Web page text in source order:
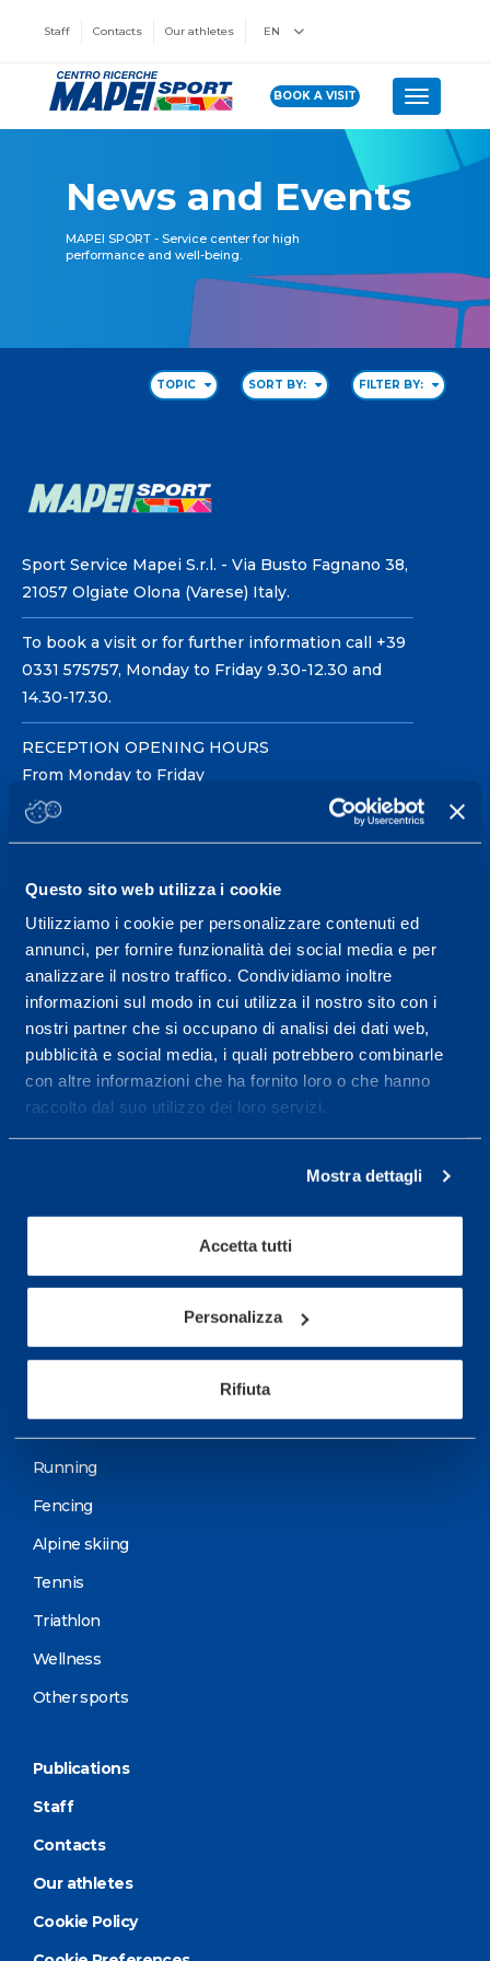
Questo sito web utilizza i cookie
Utilizziamo i cookie per personalizzare contenuti ed
annunci, per fornire funzionalità dei social media e per
analizzare il nostro traffico. Condividiamo inoltre
informazioni sul modo in cui utilizza il nostro sito con i
nostri partner che si occupano di analisi dei dati web,
pubblicità e social media, i quali potrebbero combinarle
con altre informazioni che ha fornito loro o che hanno
raccolto dal suo utilizzo dei loro servizi.
Mostra dettagli
Accetta tutti
Personalizza
Rifiuta
Staff Contacts Our athletes EN
BOOK A VISIT Toggle
News and Events
MAPEI SPORT - Service center for high
performance and well-being.
TOPIC SORT BY: FILTER BY:
Sport Service Mapei S.r.l. - Via Busto Fagnano 38,
21057 Olgiate Olona (Varese) Italy.
To book a visit or for further information call +39
0331 575757, Monday to Friday 9.30-12.30 and
14.30-17.30.
RECEPTION OPENING HOURS
From Monday to Friday
08.30 - 18.30
Service center for high
performance and well-
being.
More informations
Services
Sport
Cycling and MTB
Running
Fencing
Alpine skiing
Tennis
Triathlon
Wellness
Other sports
Publications
Staff
Contacts
Our athletes
Cookie Policy